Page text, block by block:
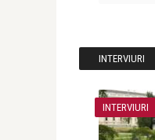
INTERVIURI
INTERVIURI